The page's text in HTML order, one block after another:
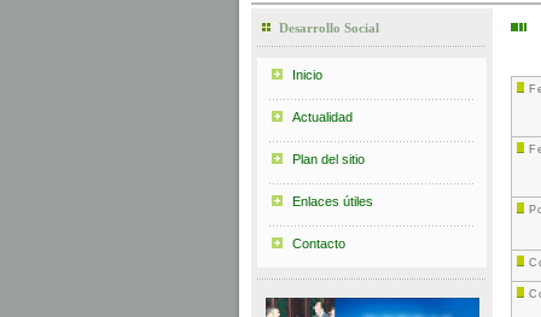
Desarrollo Social
Inicio
Actualidad
Plan del sitio
Enlaces útiles
Contacto